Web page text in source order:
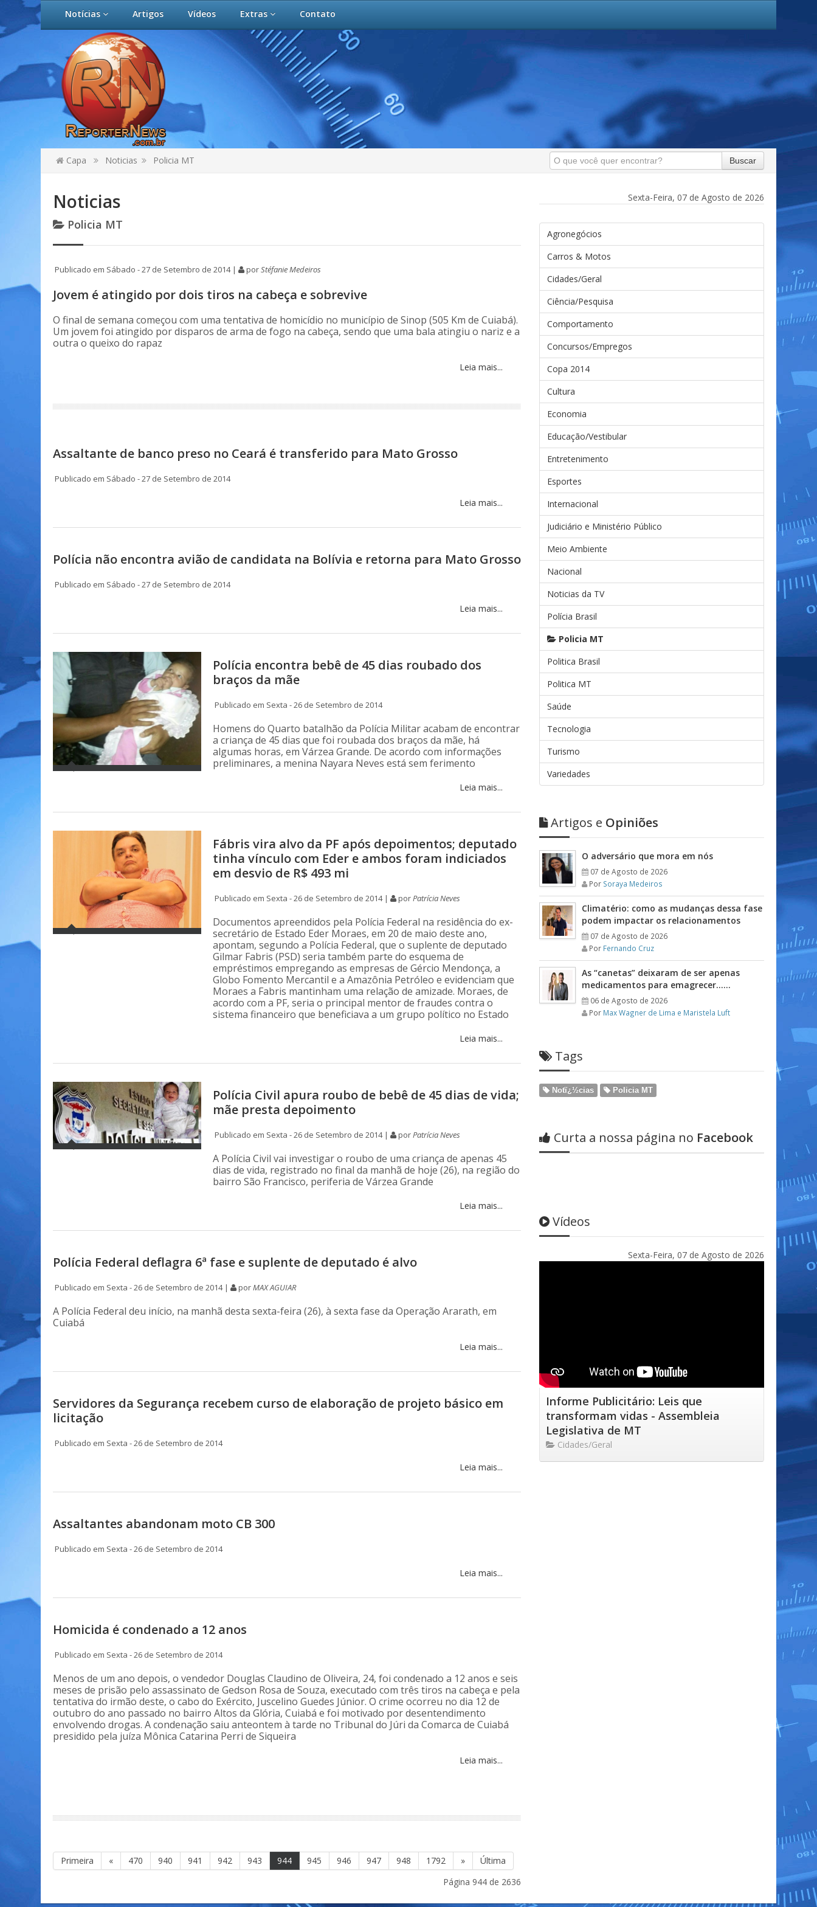
Notícias Artigos Vídeos Extras Contato
Capa Noticias Policia MT Buscar
Noticias
Policia MT
Publicado em Sábado - 27 de Setembro de 2014 | porStéfanie Medeiros
Jovem é atingido por dois tiros na cabeça e sobrevive
O final de semana começou com uma tentativa de homicídio no município de Sinop (505 Km de Cuiabá).
Um jovem foi atingido por disparos de arma de fogo na cabeça, sendo que uma bala atingiu o nariz e a
outra o queixo do rapaz
Leia mais...
Assaltante de banco preso no Ceará é transferido para Mato Grosso
Publicado em Sábado - 27 de Setembro de 2014
Leia mais...
Polícia não encontra avião de candidata na Bolívia e retorna para Mato Grosso
Publicado em Sábado - 27 de Setembro de 2014
Leia mais...
Polícia encontra bebê de 45 dias roubado dos
braços da mãe
Publicado em Sexta - 26 de Setembro de 2014
Homens do Quarto batalhão da Polícia Militar acabam de encontrar
a criança de 45 dias que foi roubada dos braços da mãe, há
algumas horas, em Várzea Grande. De acordo com informações
preliminares, a menina Nayara Neves está sem ferimento
Leia mais...
Fábris vira alvo da PF após depoimentos; deputado
tinha vínculo com Eder e ambos foram indiciados
em desvio de R$ 493 mi
Publicado em Sexta - 26 de Setembro de 2014 | porPatrícia Neves
Documentos apreendidos pela Polícia Federal na residência do ex-
secretário de Estado Eder Moraes, em 20 de maio deste ano,
apontam, segundo a Polícia Federal, que o suplente de deputado
Gilmar Fabris (PSD) seria também parte do esquema de
empréstimos empregando as empresas de Gércio Mendonça, a
Globo Fomento Mercantil e a Amazônia Petróleo e evidenciam que
Moraes a Fabris mantinham uma relação de amizade. Moraes, de
acordo com a PF, seria o principal mentor de fraudes contra o
sistema financeiro que beneficiava a um grupo político no Estado
Leia mais...
Polícia Civil apura roubo de bebê de 45 dias de vida;
mãe presta depoimento
Publicado em Sexta - 26 de Setembro de 2014 | porPatrícia Neves
A Polícia Civil vai investigar o roubo de uma criança de apenas 45
dias de vida, registrado no final da manhã de hoje (26), na região do
bairro São Francisco, periferia de Várzea Grande
Leia mais...
Polícia Federal deflagra 6ª fase e suplente de deputado é alvo
Publicado em Sexta - 26 de Setembro de 2014 | porMAX AGUIAR
A Polícia Federal deu início, na manhã desta sexta-feira (26), à sexta fase da Operação Ararath, em
Cuiabá
Leia mais...
Servidores da Segurança recebem curso de elaboração de projeto básico em
licitação
Publicado em Sexta - 26 de Setembro de 2014
Leia mais...
Assaltantes abandonam moto CB 300
Publicado em Sexta - 26 de Setembro de 2014
Leia mais...
Homicida é condenado a 12 anos
Publicado em Sexta - 26 de Setembro de 2014
Menos de um ano depois, o vendedor Douglas Claudino de Oliveira, 24, foi condenado a 12 anos e seis
meses de prisão pelo assassinato de Gedson Rosa de Souza, executado com três tiros na cabeça e pela
tentativa do irmão deste, o cabo do Exército, Juscelino Guedes Júnior. O crime ocorreu no dia 12 de
outubro do ano passado no bairro Altos da Glória, Cuiabá e foi motivado por desentendimento
envolvendo drogas. A condenação saiu anteontem à tarde no Tribunal do Júri da Comarca de Cuiabá
presidido pela juíza Mônica Catarina Perri de Siqueira
Leia mais...
Primeira « 470 940 941 942 943 944 945 946 947 948 1792 »
Última
Página 944 de 2636
Sexta-Feira, 07 de Agosto de 2026
Agronegócios
Carros & Motos
Cidades/Geral
Ciência/Pesquisa
Comportamento
Concursos/Empregos
Copa 2014
Cultura
Economia
Educação/Vestibular
Entretenimento
Esportes
Internacional
Judiciário e Ministério Público
Meio Ambiente
Nacional
Noticias da TV
Polícia Brasil
Policia MT
Politica Brasil
Politica MT
Saúde
Tecnologia
Turismo
Variedades
Artigos e Opiniões
O adversário que mora em nós
07 de Agosto de 2026
Por Soraya Medeiros
Climatério: como as mudanças dessa fase
podem impactar os relacionamentos
07 de Agosto de 2026
Por Fernando Cruz
As “canetas” deixaram de ser apenas
medicamentos para emagrecer……
06 de Agosto de 2026
Por Max Wagner de Lima e Maristela Luft
Tags
Notï¿½cias Policia MT
Curta a nossa página no Facebook
Vídeos
Sexta-Feira, 07 de Agosto de 2026
Informe Publicitário: Leis que
transformam vidas - Assembleia
Legislativa de MT
Cidades/Geral